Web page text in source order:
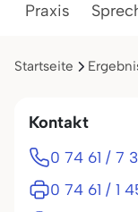
Praxis
Startseite
Kontakt
0 74 61 / 7
0 74 61 / 1